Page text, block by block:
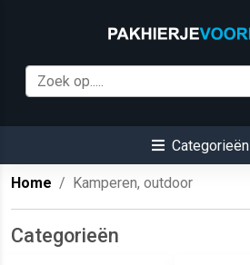
Categorieën
Home Kamperen, outdoor
Categorieën